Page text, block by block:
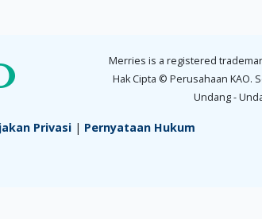
Merries is a registered
Hak Cipta © Perusahaan KAO.
Undang -
Privasi| Pernyataan Hukum